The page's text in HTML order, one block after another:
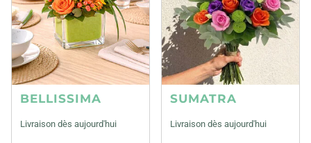
BELLISSIMA
Livraison dès aujourd'hui
SUMATRA
Livraison dès aujourd'hui